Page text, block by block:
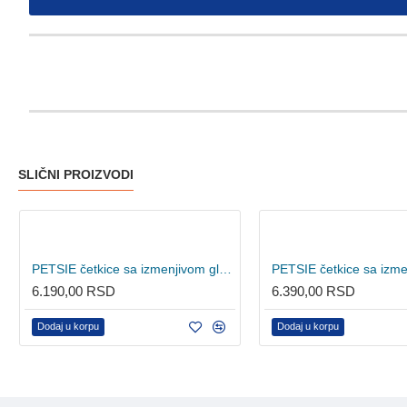
SLIČNI PROIZVODI
6.190,00 RSD
Dodaj u korpu
6.390,00 RSD
Dodaj u korpu